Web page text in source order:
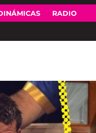
RADIO